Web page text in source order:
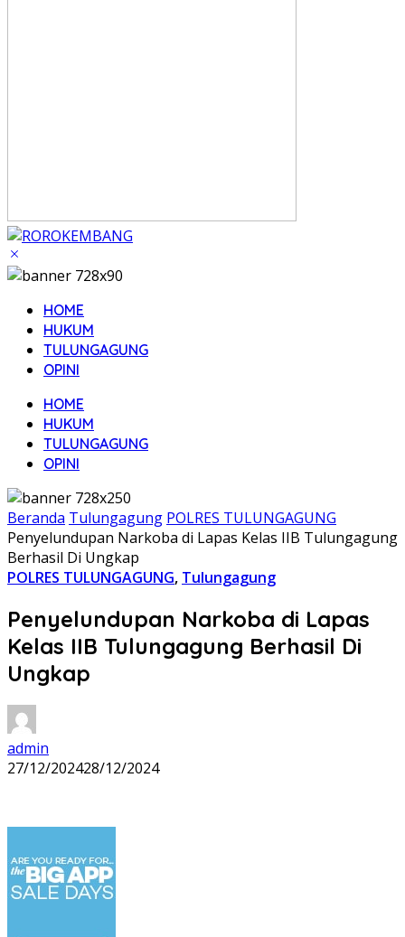
HOME
HUKUM
TULUNGAGUNG
OPINI
HOME
HUKUM
TULUNGAGUNG
OPINI
Beranda Tulungagung POLRES TULUNGAGUNG
Penyelundupan Narkoba di Lapas Kelas IIB Tulungagung
Berhasil Di Ungkap
POLRES TULUNGAGUNG, Tulungagung
Penyelundupan Narkoba di Lapas
Kelas IIB Tulungagung Berhasil Di
Ungkap
admin
27/12/202428/12/2024